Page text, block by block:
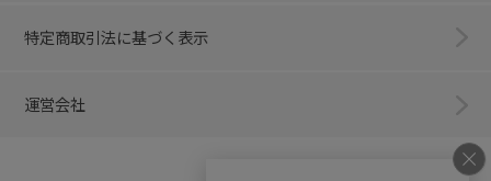
特定商取引法に基づく表示
運営会社